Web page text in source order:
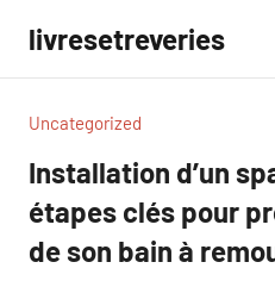
contenu
livresetreveries
Uncategorized
Installation d’un
étapes clés pour
de son bain à